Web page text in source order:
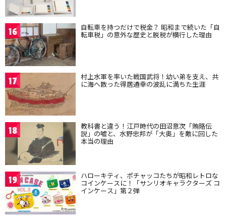
16 自転車を持つだけで税金？ 昭和まで続いた「自
転車税」の意外な歴史と脱税が横行した理由
17 村上水軍を率いた戦国武将！幼い弟を支え、共
に海へ散った得居通幸の波乱に満ちた生涯
18 教科書と違う！江戸時代の田沼意次「賄賂伝
説」の嘘と、水野忠邦が「大奥」を敵に回した
本当の理由
19 ハローキティ、ポチャッコたちが昭和レトロな
コインケースに！「サンリオキャラクターズ コ
インケース」第２弾